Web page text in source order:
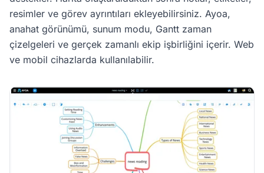
resimler ve görev ayrıntıları ekleyebilirsiniz. Ayoa,
anahat görünümü, sunum modu, Gantt zaman
çizelgeleri ve gerçek zamanlı ekip işbirliğini içerir. Web
ve mobil cihazlarda kullanılabilir.